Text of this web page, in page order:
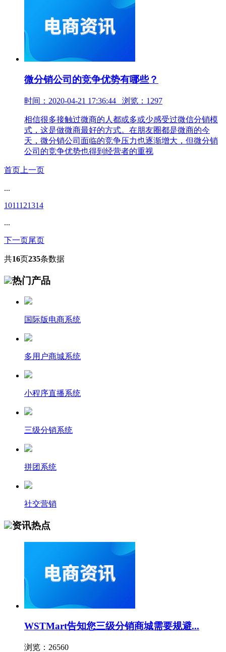
微分销公司的竞争优势有哪些？
时间：2020-04-21 17:36:44 浏览：1297
相信很多接触过微商的人都或多或少感受过微信分销模
式，这是做微商最好的方式。在朋友圈都是微商的今
天，微分销公司面临的竞争压力也逐渐增大，但微分销
公司的竞争优势也得到经营者的重视
首页 上一页
...
1011121314
...
下一页尾页
共16页235条数据
热门产品
国际版电商系统
多用户商城系统
小程序直播系统
三级分销系统
拼团系统
社交营销
资讯热点
WSTMart告知您三级分销商城需要规避...
浏览：26560